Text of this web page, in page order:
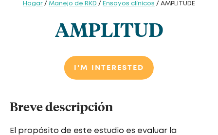
Hogar / Manejo de RKD / Ensayos clínicos / AMPLITUDE
AMPLITUD
I'M INTERESTED
Breve descripción
El propósito de este estudio es evaluar la